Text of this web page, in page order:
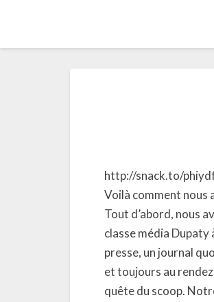
http://snack.to/
Voilà comment nous
Tout d’abord, nous
classe média
presse, un journal
et toujours au
quête du scoop.